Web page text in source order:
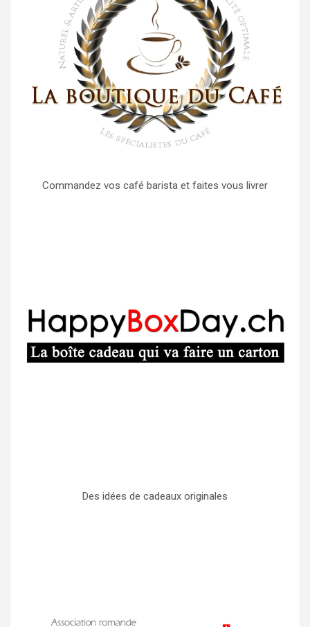
Commandez vos café barista et faites vous livrer
Des idées de cadeaux originales